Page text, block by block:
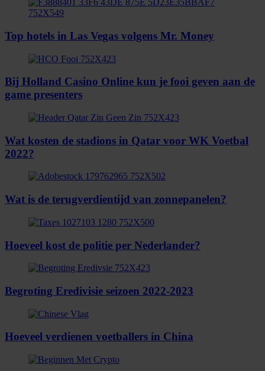
Top hotels in Las Vegas volgens Mr. Money
Bij Holland Casino Online kun je fooi geven aan de
game presenters
Wat kosten de stadions in Qatar voor WK Voetbal
2022?
Wat is de terugverdientijd van zonnepanelen?
Hoeveel kost de politie per Nederlander?
Begroting Eredivisie seizoen 2022-2023
Hoeveel verdienen voetballers in China